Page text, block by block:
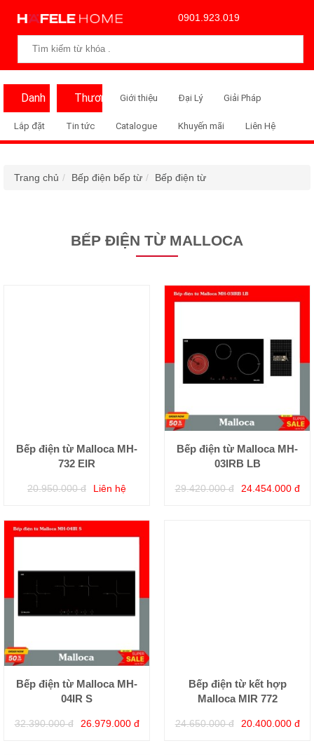
0901.923.019
Danh
Mục
Thương
Hiệu
Giới thiệu Đại Lý Giải Pháp
Lắp đặt Tin tức Catalogue Khuyến mãi Liên Hệ
Trang chủ Bếp điện bếp từ Bếp điện từ
BẾP ĐIỆN TỪ MALLOCA
Bếp điện từ Malloca MH-
732 EIR
20.950.000 đ Liên hệ
Bếp điện từ Malloca MH-
03IRB LB
29.420.000 đ 24.454.000 đ
Bếp điện từ Malloca MH-
04IR S
32.390.000 đ 26.979.000 đ
Bếp điện từ kết hợp
Malloca MIR 772
24.650.000 đ 20.400.000 đ